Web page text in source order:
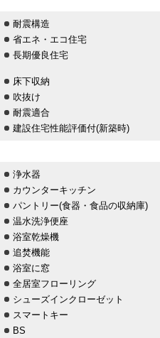
耐震構造
省エネ・エコ住宅
長期優良住宅
床下収納
吹抜け
耐震適合
建設住宅性能評価付(新築時)
浄水器
カウンターキッチン
パントリー(食器・食品の収納庫)
温水洗浄便座
浴室乾燥機
追焚機能
浴室に窓
全居室フローリング
シューズインクローゼット
スマートキー
BS